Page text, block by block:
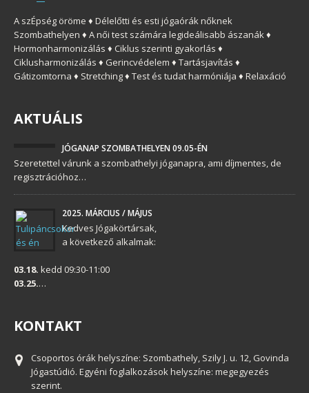
A szÉpség öröme ♦ Délelőtti és esti jógaórák nőknek
Szombathelyen ♦ A női test számára legideálisabb ászanák ♦
Hormonharmonizálás ♦ Ciklus szerinti gyakorlás ♦
Ciklusharmonizálás ♦ Gerincvédelem ♦ Tartásjavítás ♦
Gátizomtorna ♦ Stretching ♦ Test és tudat harmóniája ♦ Relaxáció
AKTUÁLIS
JÓGANAP SZOMBATHELYEN 09.05-ÉN
Szeretettel várunk a szombathelyi jóganapra, ami díjmentes, de
regisztrációhoz…
2025. MÁRCIUS / MÁJUS
Kedves Jógakörtársak,
a következő alkalmak:
03.18. kedd 09:30-11:00
03.25.…
KONTAKT
Csoportos órák helyszíne: Szombathely, Szily J. u. 12, Govinda
Jógastúdió. Egyéni foglalkozások helyszíne: megegyezés
szerint.